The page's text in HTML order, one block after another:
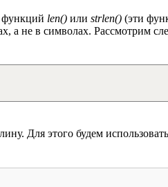
функций len() или strlen() (эти
а не в символах. Рассмотрим
Для этого будем